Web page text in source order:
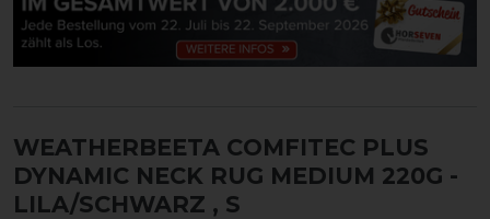
WEATHERBEETA COMFITEC PLUS
DYNAMIC NECK RUG MEDIUM 220G -
LILA/SCHWARZ , S